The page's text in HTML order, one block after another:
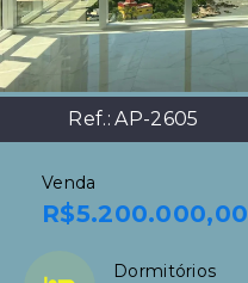
Ref.:AP-2605
Venda
R$5.200.000,00
Dormitórios